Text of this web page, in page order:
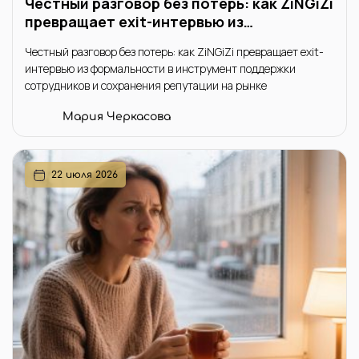
превращает exit-интервью из
сотрудников и сохранения репутации на
рынке
Честный разговор без потерь: как ZiNGiZi превращает exit-
интервью из формальности в инструмент поддержки
сотрудников и сохранения репутации на рынке
Мария Черкасова
22 июля 2026